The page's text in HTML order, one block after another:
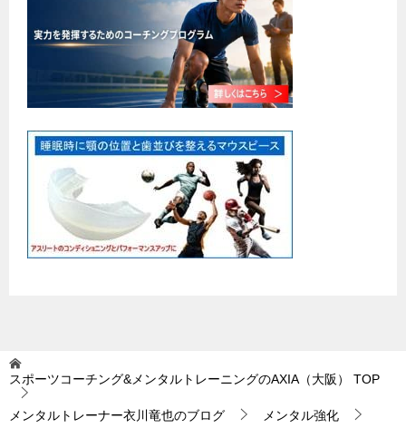
スポーツコーチング&メンタルトレーニングのAXIA（大阪） TOP
メンタルトレーナー衣川竜也のブログ
メンタル強化